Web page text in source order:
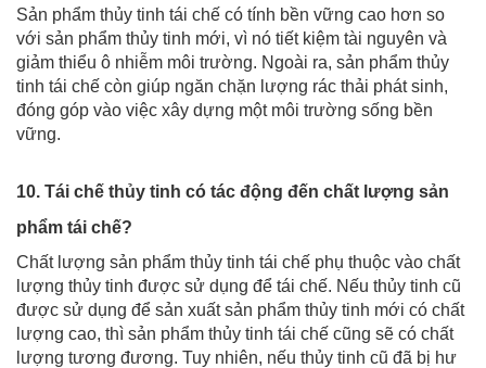
Sản phẩm thủy tinh tái chế có tính bền vững cao hơn so
với sản phẩm thủy tinh mới, vì nó tiết kiệm tài nguyên và
giảm thiểu ô nhiễm môi trường. Ngoài ra, sản phẩm thủy
tinh tái chế còn giúp ngăn chặn lượng rác thải phát sinh,
đóng góp vào việc xây dựng một môi trường sống bền
vững.
10. Tái chế thủy tinh có tác động đến chất lượng sản
phẩm tái chế?
Chất lượng sản phẩm thủy tinh tái chế phụ thuộc vào chất
lượng thủy tinh được sử dụng để tái chế. Nếu thủy tinh cũ
được sử dụng để sản xuất sản phẩm thủy tinh mới có chất
lượng cao, thì sản phẩm thủy tinh tái chế cũng sẽ có chất
lượng tương đương. Tuy nhiên, nếu thủy tinh cũ đã bị hư